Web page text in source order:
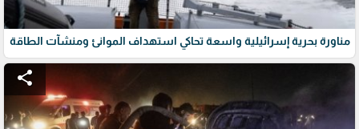
مناورة بحرية إسرائيلية واسعة تحاكي استهداف الموانئ ومنشآت الطاقة
share